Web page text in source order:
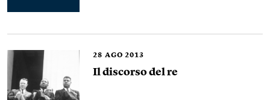
28 AGO 2013
Il discorso del re